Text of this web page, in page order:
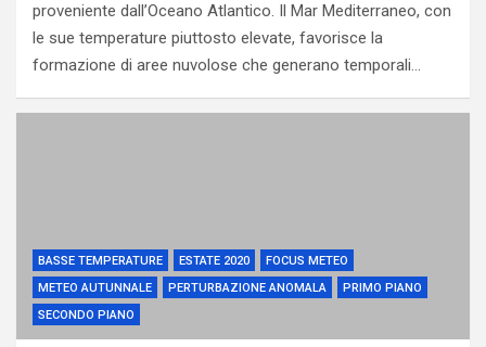
proveniente dall’Oceano Atlantico. Il Mar Mediterraneo, con
le sue temperature piuttosto elevate, favorisce la
formazione di aree nuvolose che generano temporali…
BASSE TEMPERATURE ESTATE 2020
FOCUS METEO
METEO AUTUNNALE
PERTURBAZIONE ANOMALA
PRIMO PIANO
SECONDO PIANO